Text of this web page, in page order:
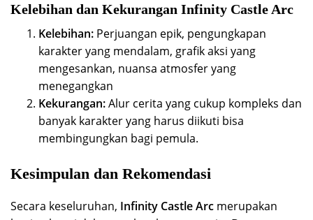
Kelebihan dan Kekurangan Infinity Castle Arc
Kelebihan: Perjuangan epik, pengungkapan
karakter yang mendalam, grafik aksi yang
mengesankan, nuansa atmosfer yang
menegangkan
Kekurangan:Alur cerita yang cukup kompleks dan
banyak karakter yang harus diikuti bisa
membingungkan bagi pemula.
Kesimpulan dan Rekomendasi
Secara keseluruhan, Infinity Castle Arc merupakan